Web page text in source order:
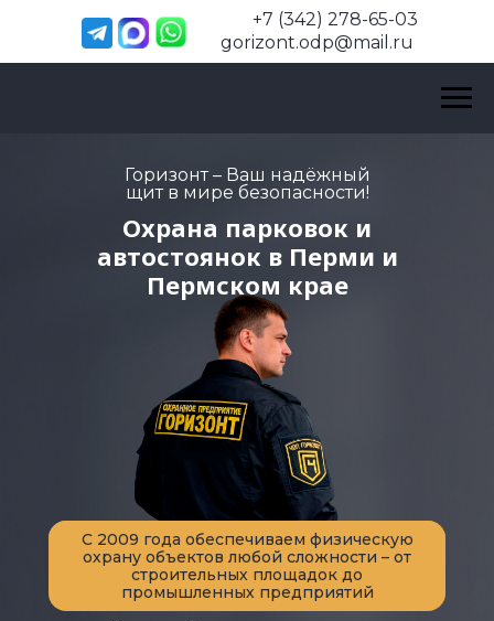
gorizont.odp@mail.ru
+7 (342) 278-65-03
Охрана парковок и
автостоянок в Перми и
Пермском крае
Горизонт – Ваш надёжный
щит в мире безопасности!
С 2009 года обеспечиваем физическую
охрану объектов любой сложности – от
строительных площадок до
промышленных предприятий